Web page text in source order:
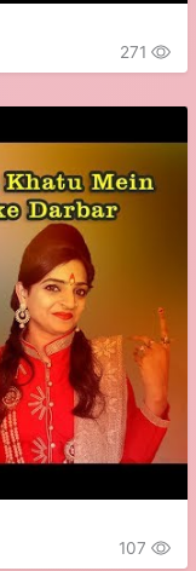
271
107